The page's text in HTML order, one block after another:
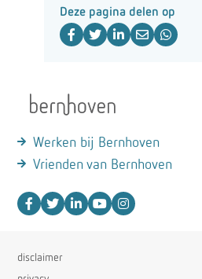
Deze pagina delen op
Werken bij Bernhoven
Vrienden van Bernhoven
disclaimer